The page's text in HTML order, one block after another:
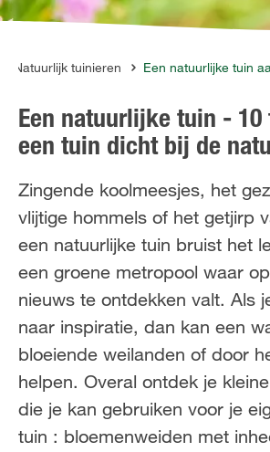
Thema's
Tot je dienst
Onderneming
Natuurlijk tuinieren Een natuurlijke tuin
Een natuurlijke tuin - 10
een tuin dicht bij de
Zingende koolmeesjes, het
vlijtige hommels of het getjirp
een natuurlijke tuin bruist het
een groene metropool waar
nieuws te ontdekken valt. Als
naar inspiratie, dan kan een
bloeiende weilanden of door
helpen. Overal ontdek je
die je kan gebruiken voor je
tuin : bloemenweiden met